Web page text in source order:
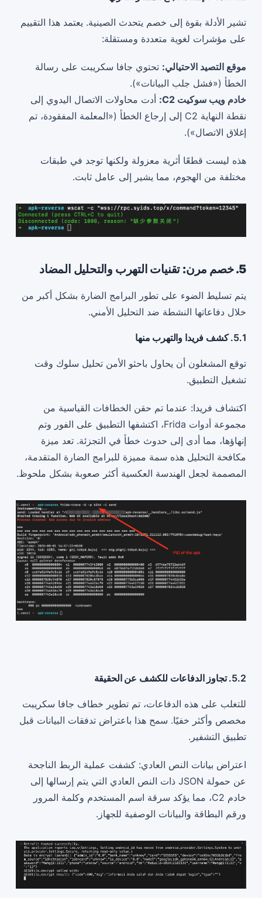
تشير الأدلة بقوة إلى خصم يتحدث الصينية. يعتمد هذا التقييم
على مؤشرات لغوية متعددة ومستقلة:
موقع التصيد الاحتيالي: تحتوي جافا سكريبت على رسالة
الخطأ («فشل جلب البيانات»).
خادم ويب سوكيت C2:
أدت محاولات الاتصال اليدوي إلى
نقطة النهاية C2 إلى إرجاع الخطأ («المعلمة المفقودة، تم
إغلاق الاتصال»).
هذه ليست قطعًا أثرية معزولة ولكنها توجد في طبقات
مختلفة من الهجوم، مما يشير إلى عامل ثابت.
5. خصم مرن: تقنيات التهرب والتحليل المضاد
يتم تسليط الضوء على تطور البرامج الضارة بشكل أكبر من
خلال دفاعاتها النشطة ضد التحليل الأمني.
5.1. كشف فريدا والتهرب منها
توقع المشغلون أن يحاول باحثو الأمن تحليل سلوك وقت
تشغيل التطبيق.
اكتشاف فريدا: عندما تم حقن الخطافات القياسية من
مجموعة أدوات Frida، اكتشفها التطبيق على الفور وتم
إنهاؤها، مما أدى إلى حدوث خطأ في التجزئة. تعد ميزة
مكافحة التحليل هذه سمة مميزة للبرامج الضارة المتقدمة،
المصممة لجعل الهندسة العكسية أكثر صعوبة بشكل ملحوظ.
5.2. تجاوز الدفاعات للكشف عن الحقيقة
للتغلب على هذه الدفاعات، تم تطوير خطاف جافا سكريبت
مخصص وأكثر خفيًا. سمح هذا باعتراض تدفقات البيانات قبل
تطبيق التشفير.
اعتراض بيانات النص العادي: كشفت عملية الربط الناجحة
عن حمولة JSON ذات النص العادي التي يتم إرسالها إلى
خادم C2، مما يؤكد سرقة اسم المستخدم وكلمة المرور
ورقم البطاقة والبيانات الوصفية للجهاز.